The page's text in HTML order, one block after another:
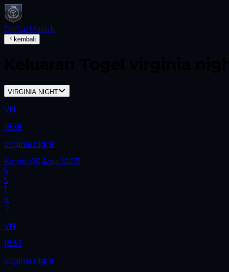
DaftarMasuk
kembali
VIRGINIA NIGHT
VN
1838
virginia night
Kamis, 06 Agu 10.05
5
5
1
4
VN
1837
virginia night